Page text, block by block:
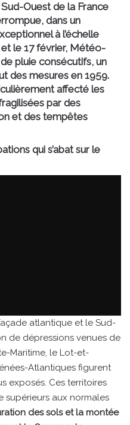
Ouest de la France
dans un
à l’échelle
le 17 février, Météo-
pluie consécutifs, un
des mesures en 1959.
affecté les
par des
et des tempêtes
qui s’abat sur le
atlantique et le Sud-
de dépressions venues de
Maritime, le Lot-et-
Atlantiques figurent
exposés. Ces territoires
supérieurs aux normales
des sols et la montée